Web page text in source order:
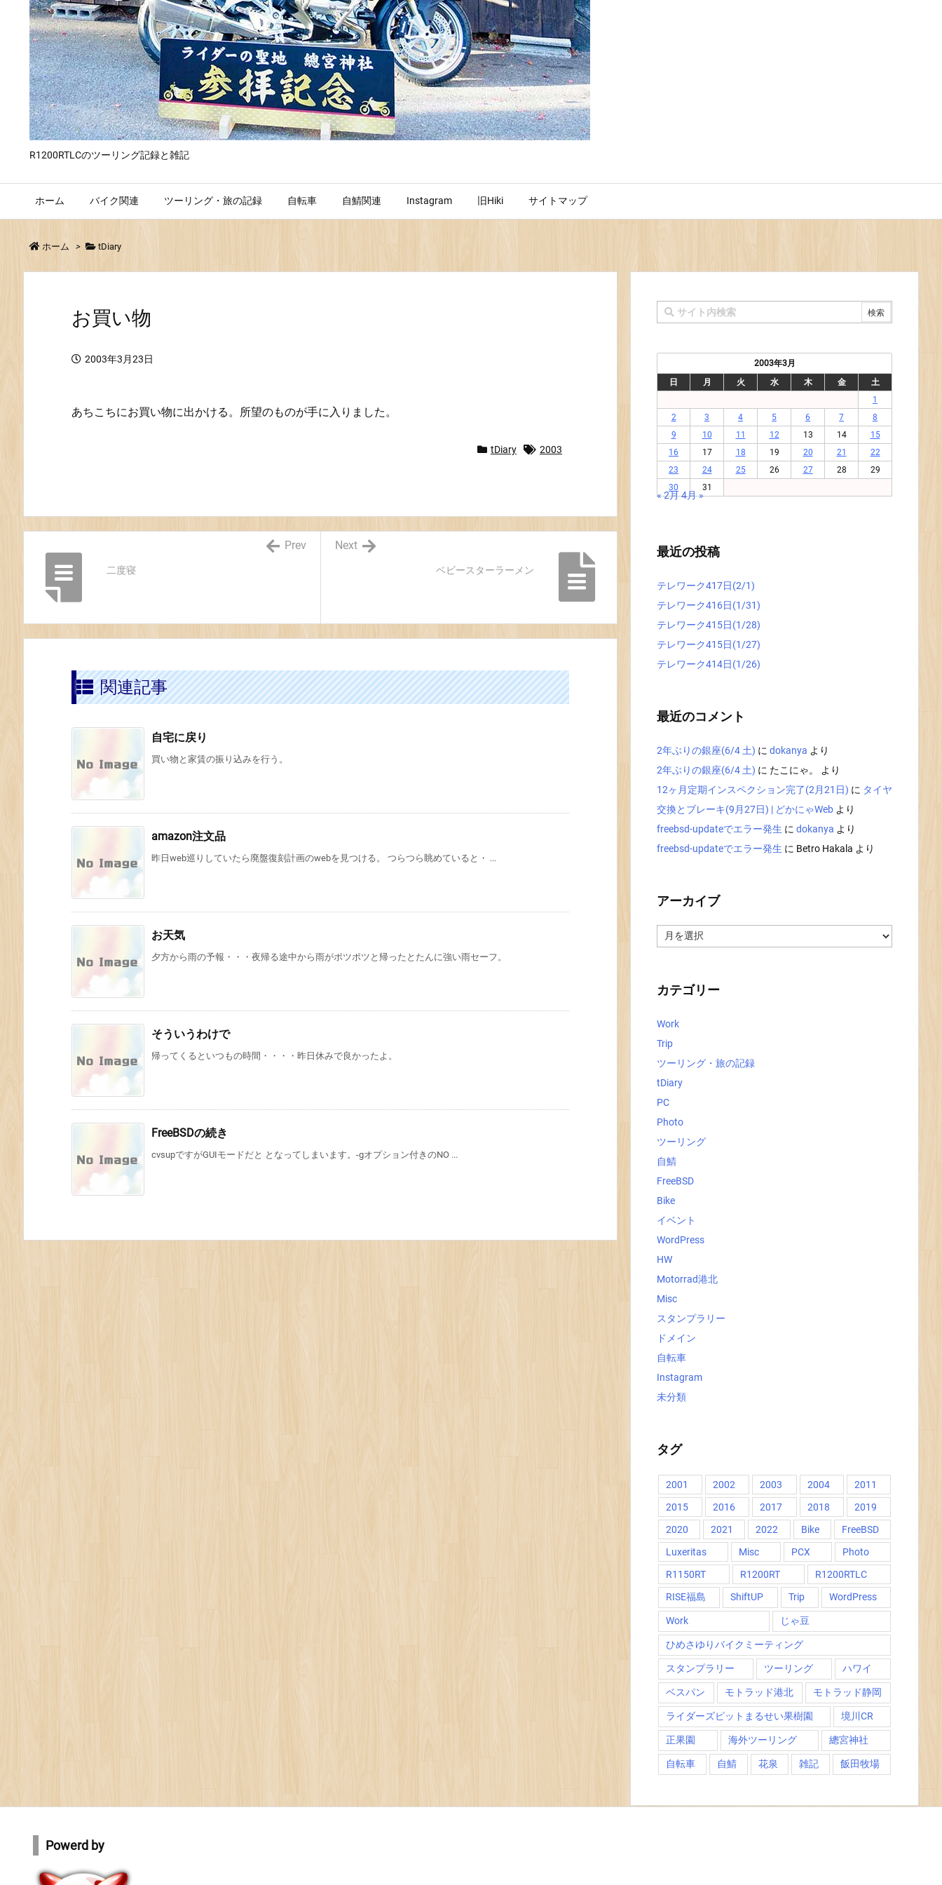
R1200RTLCのツーリング記録と雑記
ホーム バイク関連 ツーリング・旅の記録 自転車 自鯖関連 Instagram 旧Hiki サイトマップ
ホーム > tDiary
お買い物
2003年3月23日
あちこちにお買い物に出かける。所望のものが手に入りました。
tDiary 2003
ベビースターラーメン
Next
二度寝
Prev
関連記事
自宅に戻り
買い物と家賃の振り込みを行う。
amazon注文品
昨日web巡りしていたら廃盤復刻計画のwebを見つける。 つらつら眺めていると・ ...
お天気
夕方から雨の予報・・・夜帰る途中から雨がポツポツと帰ったとたんに強い雨セーフ。
そういうわけで
帰ってくるといつもの時間・・・・昨日休みで良かったよ。
FreeBSDの続き
cvsupですがGUIモードだと となってしまいます。-gオプション付きのNO ...
2003年3月
日
月 火 水 木 金
土
1
2
3 4 5 6 7
8
9
10 11 12 13 14
15
16
17 18 19 20 21
22
23
24 25 26 27 28
29
30
31
« 2月4月 »
最近の投稿
テレワーク417日(2/1)
テレワーク416日(1/31)
テレワーク415日(1/28)
テレワーク415日(1/27)
テレワーク414日(1/26)
最近のコメント
2年ぶりの銀座(6/4 土) に dokanya より
2年ぶりの銀座(6/4 土) に たこにゃ。
より
12ヶ月定期インスペクション完了(2月21日) に タイヤ
交換とブレーキ(9月27日) | どかにゃWeb より
freebsd-updateでエラー発生 に dokanya より
freebsd-updateでエラー発生 に Betro Hakala より
アーカイブ
ー
カテゴリー
Work
Trip
ツーリング・旅の記録
tDiary
PC
Photo
ツーリング
自鯖
FreeBSD
Bike
イベント
WordPress
HW
Motorrad港北
Misc
スタンプラリー
ドメイン
自転車
Instagram
未分類
タグ
2001 2002 2003 2004
2011
2015
2016 2017 2018
2019
2020
2021 2022 Bike
FreeBSD
Luxeritas
Misc PCX
Photo
R1150RT
R1200RT
R1200RTLC
RISE福島
ShiftUP Trip WordPress
Work じゃ豆
ひめさゆりバイクミーティング
スタンプラリー ツーリング ハワイ
ベスパン モトラッド港北 モトラッド静岡
ライダーズピットまるせい果樹園 境川CR
正果園 海外ツーリング 總宮神社
自転車 自鯖 花泉 雑記 飯田牧場
Powerd by